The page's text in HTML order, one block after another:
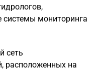
системы мониторинга
сеть
расположенных на